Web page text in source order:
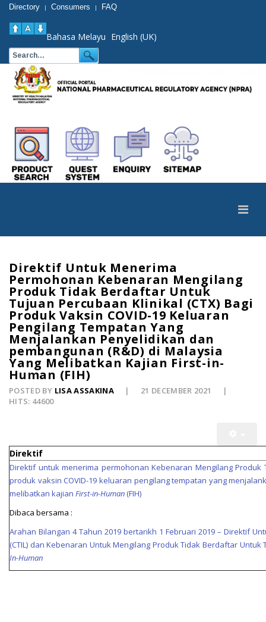
Directory | Consumers | FAQ
Bahasa Melayu English (UK)
Direktif Untuk Menerima
Permohonan Kebenaran Mengilang
Produk Tidak Berdaftar Untuk
Tujuan Percubaan Klinikal (CTX) Bagi
Produk Vaksin COVID-19 Keluaran
Pengilang Tempatan Yang
Menjalankan Penyelidikan dan
pembangunan (R&D) di Malaysia
Yang Melibatkan Kajian First-in-
Human (FIH)
POSTED BY LISA ASSAKINA
21 DECEMBER 2021
HITS: 44600
Direktif
Direktif untuk menerima permohonan Kebenaran Mengilang Produk
produk vaksin COVID-19 keluaran pengilang tempatan yang
melibatkan kajian First-in-Human (FIH)
Dibaca bersama :
Arahan Bilangan 4 Tahun 2019 bertarikh 1 Februari 2019 – Direktif
(CTIL) dan Kebenaran Untuk Mengilang Produk Tidak Berdaftar
In-Human